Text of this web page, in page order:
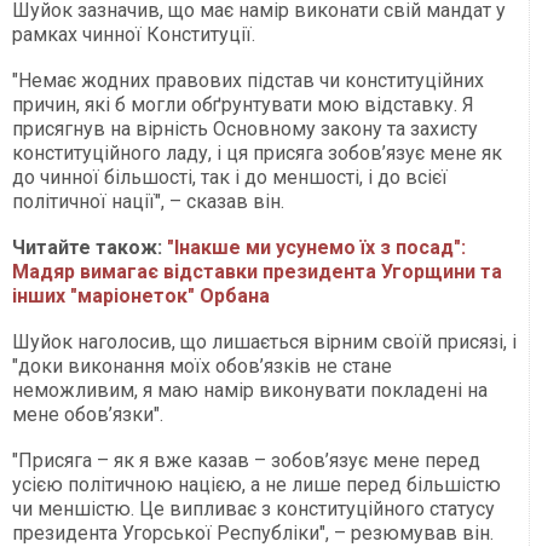
Шуйок зазначив, що має намір виконати свій мандат у
рамках чинної Конституції.
"Немає жодних правових підстав чи конституційних
причин, які б могли обґрунтувати мою відставку. Я
присягнув на вірність Основному закону та захисту
конституційного ладу, і ця присяга зобов’язує мене як
до чинної більшості, так і до меншості, і до всієї
політичної нації", – сказав він.
Читайте також: "Інакше ми усунемо їх з посад":
Мадяр вимагає відставки президента Угорщини та
інших "маріонеток" Орбана
Шуйок наголосив, що лишається вірним своїй присязі, і
"доки виконання моїх обов’язків не стане
неможливим, я маю намір виконувати покладені на
мене обов’язки".
"Присяга – як я вже казав – зобов’язує мене перед
усією політичною нацією, а не лише перед більшістю
чи меншістю. Це випливає з конституційного статусу
президента Угорської Республіки", – резюмував він.